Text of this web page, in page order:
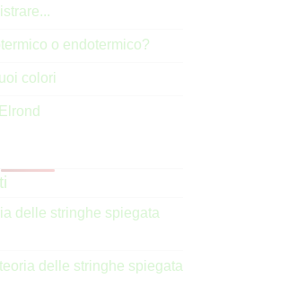
o endotermico?
colori
delle stringhe spiegata
teoria delle stringhe spiegata